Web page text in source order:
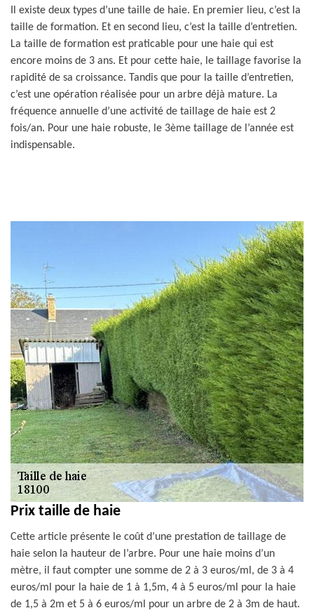
Il existe deux types d’une taille de haie. En premier lieu, c’est la
taille de formation. Et en second lieu, c’est la taille d’entretien.
La taille de formation est praticable pour une haie qui est
encore moins de 3 ans. Et pour cette haie, le taillage favorise la
rapidité de sa croissance. Tandis que pour la taille d’entretien,
c’est une opération réalisée pour un arbre déjà mature. La
fréquence annuelle d’une activité de taillage de haie est 2
fois/an. Pour une haie robuste, le 3ème taillage de l’année est
indispensable.
Prix taille de haie
Cette article présente le coût d’une prestation de taillage de
haie selon la hauteur de l’arbre. Pour une haie moins d’un
mètre, il faut compter une somme de 2 à 3 euros/ml, de 3 à 4
euros/ml pour la haie de 1 à 1,5m, 4 à 5 euros/ml pour la haie
de 1,5 à 2m et 5 à 6 euros/ml pour un arbre de 2 à 3m de haut.